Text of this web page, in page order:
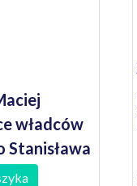
władców
Stanisława
- fakty,